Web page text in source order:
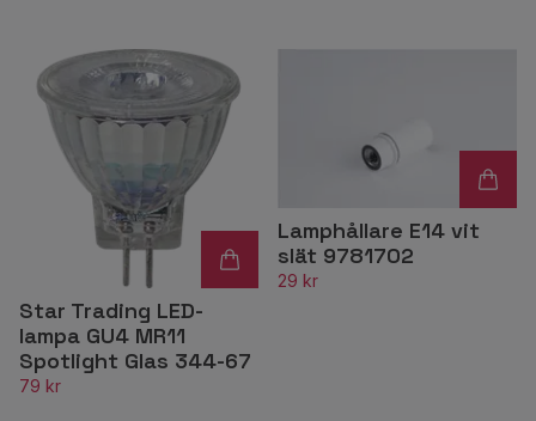
Star Trading LED-
lampa GU4 MR11
Spotlight Glas 344-67
79 kr
Lamphållare E14 vit
slät 9781702
29 kr